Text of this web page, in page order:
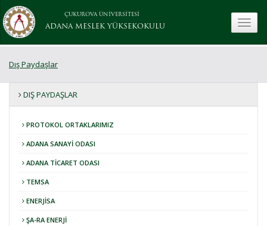
ÇUKUROVA ÜNİVERSİTESİ
ADANA MESLEK YÜKSEKOKULU
Dış Paydaşlar
DIŞ PAYDAŞLAR
PROTOKOL ORTAKLARIMIZ
ADANA SANAYİ ODASI
ADANA TİCARET ODASI
TEMSA
ENERJİSA
ŞA-RA ENERJİ